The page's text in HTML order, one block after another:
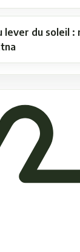
lever du soleil :